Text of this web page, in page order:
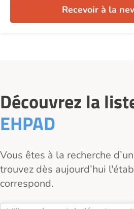
Recevoir à la
Découvrez la
EHPAD
Vous êtes à la recherche
trouvez dès aujourd’hui
correspond.